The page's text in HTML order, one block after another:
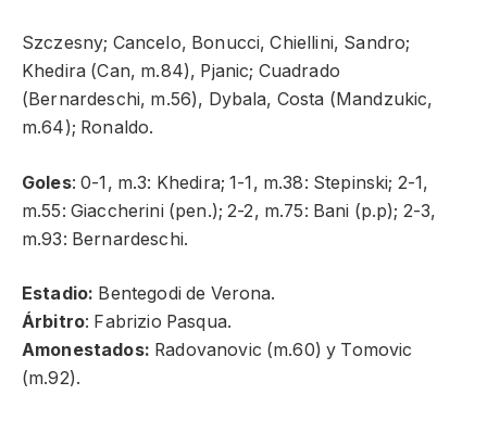
Szczesny; Cancelo, Bonucci, Chiellini, Sandro;
Khedira (Can, m.84), Pjanic; Cuadrado
(Bernardeschi, m.56), Dybala, Costa (Mandzukic,
m.64); Ronaldo.
Goles: 0-1, m.3: Khedira; 1-1, m.38: Stepinski; 2-1,
m.55: Giaccherini (pen.); 2-2, m.75: Bani (p.p); 2-3,
m.93: Bernardeschi.
Estadio: Bentegodi de Verona.
Árbitro: Fabrizio Pasqua.
Amonestados: Radovanovic (m.60) y Tomovic
(m.92).